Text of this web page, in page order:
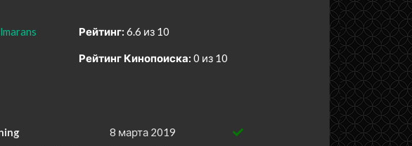
Рейтинг: 6.6 из 10
Рейтинг Кинопоиска: 0 из 10
8 марта 2019